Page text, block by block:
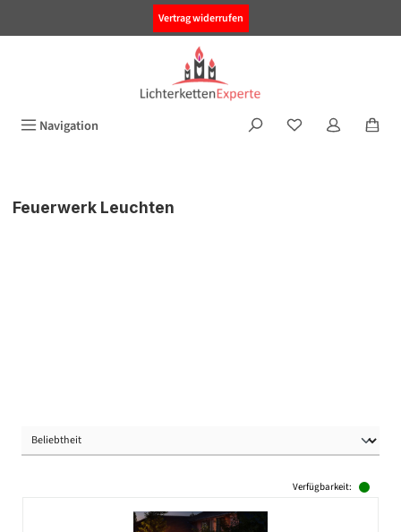
Vertrag widerrufen
Navigation
Feuerwerk Leuchten
Verfügbarkeit: